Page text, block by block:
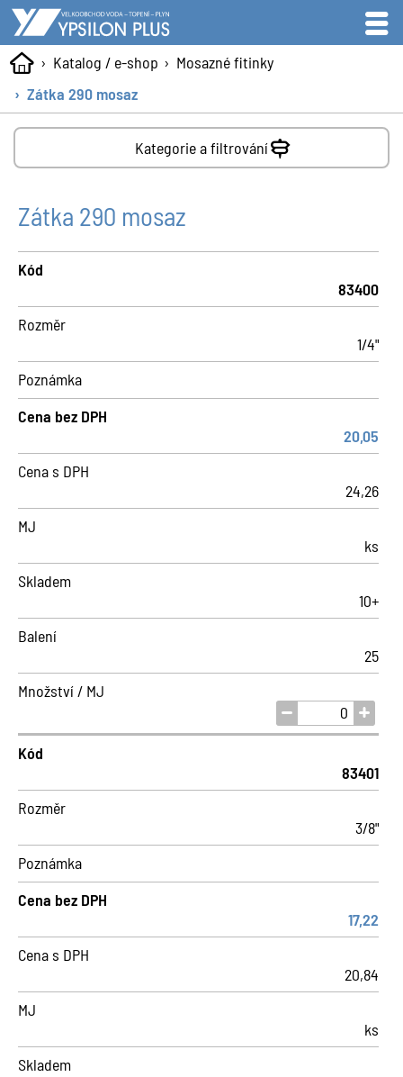
Katalog / e-shop
Mosazné fitinky
Zátka 290 mosaz
Kategorie a filtrování
Zátka 290 mosaz
Kód
83400
Rozměr
1/4"
Poznámka
Cena bez DPH
20,05
Cena s DPH
24,26
MJ
ks
Skladem
10+
Balení
25
Množství / MJ
Kód
83401
Rozměr
3/8"
Poznámka
Cena bez DPH
17,22
Cena s DPH
20,84
MJ
ks
Skladem